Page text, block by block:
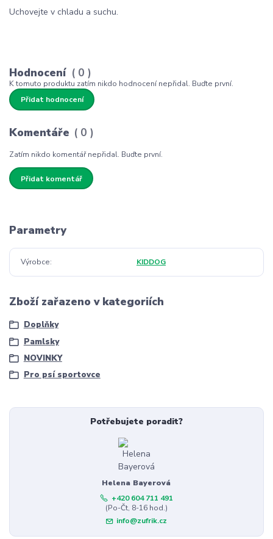
Uchovejte v chladu a suchu.
Hodnocení 0
K tomuto produktu zatím nikdo hodnocení nepřidal. Buďte první.
Přidat hodnocení
Komentáře 0
Zatím nikdo komentář nepřidal. Buďte první.
Přidat komentář
Parametry
Výrobce KIDDOG
Zboží zařazeno v kategoriích
Doplňky
Pamlsky
NOVINKY
Pro psí sportovce
Potřebujete poradit?
Helena Bayerová
+420 604 711 491
(Po-Čt, 8-16 hod.)
info@zufrik.cz